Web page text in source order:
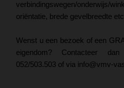
verbindingswegen/onderwijs/
oriëntatie, brede gevelbreedte
Wenst u een bezoek of een
eigendom? Contacteer
052/503.503 of via info@vmv-